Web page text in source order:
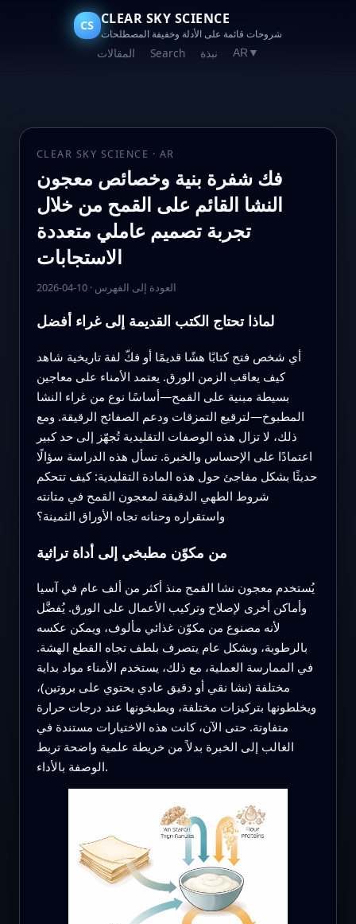
CS CLEAR SKY SCIENCE
شروحات قائمة على الأدلة وخفيفة المصطلحات
المقالات Search نبذة AR ▼
CLEAR SKY SCIENCE · AR
فك شفرة بنية وخصائص معجون
النشا القائم على القمح من خلال
تجربة تصميم عاملي متعددة
الاستجابات
2026-04-10· العودة إلى الفهرس
لماذا تحتاج الكتب القديمة إلى غراء أفضل
أي شخص فتح كتابًا هشًا قديمًا أو فكّ لفة تاريخية شاهد
كيف يعاقب الزمن الورق. يعتمد الأمناء على معاجين
بسيطة مبنية على القمح—أساسًا نوع من غراء النشا
المطبوخ—لترقيع التمزقات ودعم الصفائح الرقيقة. ومع
ذلك، لا تزال هذه الوصفات التقليدية تُجهّز إلى حد كبير
اعتمادًا على الإحساس والخبرة. تسأل هذه الدراسة سؤالًا
حديثًا بشكل مفاجئ حول هذه المادة التقليدية: كيف تتحكم
شروط الطهي الدقيقة لمعجون القمح في متانته
واستقراره وحنانه تجاه الأوراق الثمينة؟
من مكوّن مطبخي إلى أداة تراثية
يُستخدم معجون نشا القمح منذ أكثر من ألف عام في آسيا
وأماكن أخرى لإصلاح وتركيب الأعمال على الورق. يُفضَّل
لأنه مصنوع من مكوّن غذائي مألوف، ويمكن عكسه
بالرطوبة، وبشكل عام يتصرف بلطف تجاه القطع الهشة.
في الممارسة العملية، مع ذلك، يستخدم الأمناء مواد بداية
مختلفة (نشا نقي أو دقيق عادي يحتوي على بروتين)،
ويخلطونها بتركيزات مختلفة، ويطبخونها عند درجات حرارة
متفاوتة. حتى الآن، كانت هذه الاختيارات مستندة في
الغالب إلى الخبرة بدلاً من خريطة علمية واضحة تربط
الوصفة بالأداء.